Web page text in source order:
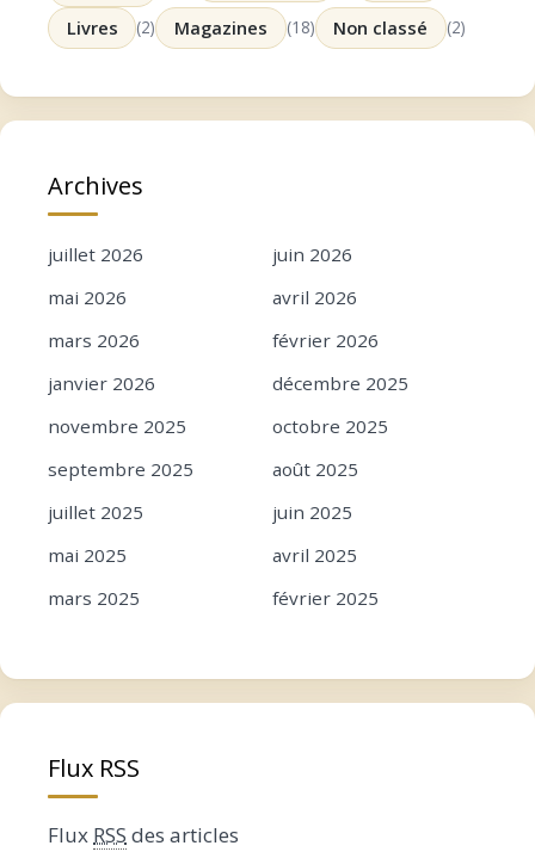
Livres (2) Magazines (18) Non classé (2)
Archives
juillet 2026
juin 2026
mai 2026
avril 2026
mars 2026
février 2026
janvier 2026
décembre 2025
novembre 2025
octobre 2025
septembre 2025
août 2025
juillet 2025
juin 2025
mai 2025
avril 2025
mars 2025
février 2025
novembre 2024
octobre 2024
juillet 2024
Flux RSS
Flux RSS des articles